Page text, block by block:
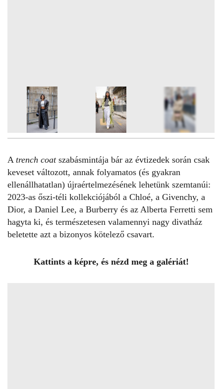
A trench coatszabásmintája bár az évtizedek során csak
keveset változott, annak folyamatos (és gyakran
ellenállhatatlan) újraértelmezésének lehetünk szemtanúi:
2023-as őszi-téli kollekciójából a Chloé, a Givenchy, a
Dior, a Daniel Lee, a Burberry és az Alberta Ferretti sem
hagyta ki, és természetesen valamennyi nagy divatház
beletette azt a bizonyos kötelező csavart.
Kattints a képre, és nézd meg a galériát!